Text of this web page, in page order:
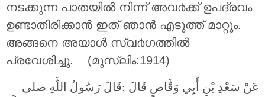
നടക്കുന്ന പാതയില്‍ നിന്ന് അവ൪ക്ക് ഉപദ്രവം
ഉണ്ടാതിരിക്കാന്‍ ഇത് ഞാന്‍ എടുത്ത് മാറ്റും.
അങ്ങനെ അയാള്‍ സ്വ൪ഗത്തില്‍
പ്രവേശിച്ചു. (മുസ്ലിം:1914)
عَنْ سَعْدِ بْنِ أَبِي وَقَّاصٍ قَالَ :قَالَ رَسُولُ اللَّهِ صلى